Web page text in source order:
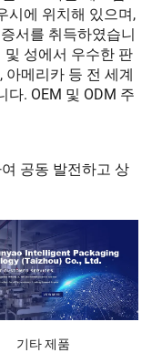
시에 위치해 있으며,
서를 취득하였습니
및 성에서 우수한 판
메리카 등 전 세계
다. OEM 및 ODM 주
공동 발전하고 상
기타 제품